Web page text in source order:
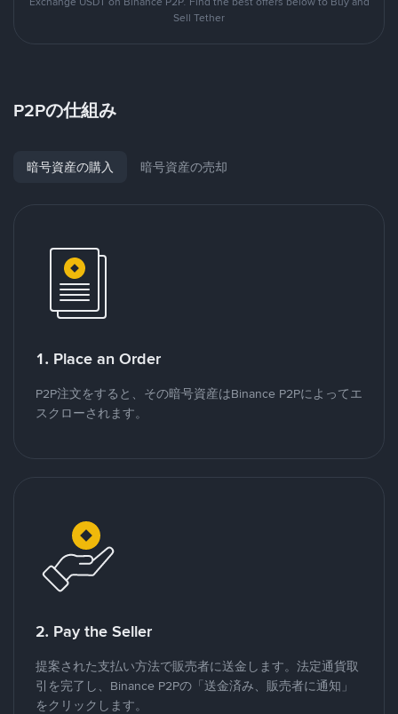
Sell Tether
P2Pの仕組み
暗号資産の購入 暗号資産の売却
1. Place an Order
P2P注文をすると、その暗号資産はBinance P2Pによってエ
スクローされます。
2. Pay the Seller
提案された支払い方法で販売者に送金します。法定通貨取
引を完了し、Binance P2Pの「送金済み、販売者に通知」
をクリックします。